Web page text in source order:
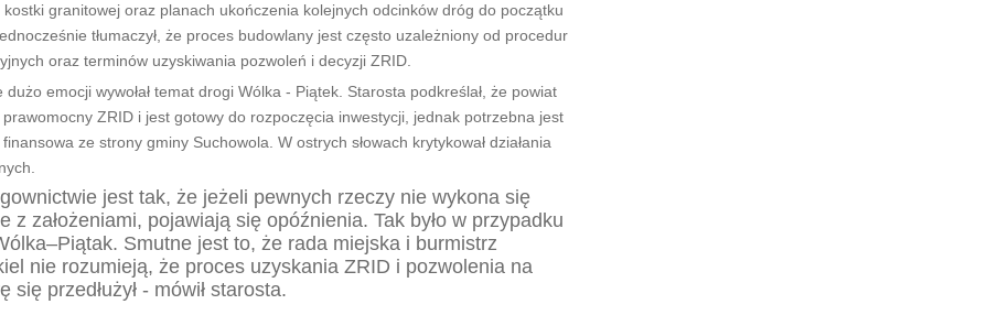
kostki granitowej oraz planach ukończenia kolejnych odcinków dróg do początku
tłumaczył, że proces budowlany jest często uzależniony od procedur
oraz terminów uzyskiwania pozwoleń i decyzji ZRID.
dużo emocji wywołał temat drogi Wólka - Piątek. Starosta podkreślał, że powiat
ZRID i jest gotowy do rozpoczęcia inwestycji, jednak potrzebna jest
finansowa ze strony gminy Suchowola. W ostrych słowach krytykował działania
jest tak, że jeżeli pewnych rzeczy nie wykona się
z założeniami, pojawiają się opóźnienia. Tak było w przypadku
Smutne jest to, że rada miejska i burmistrz
nie rozumieją, że proces uzyskania ZRID i pozwolenia na
się przedłużył - mówił starosta.